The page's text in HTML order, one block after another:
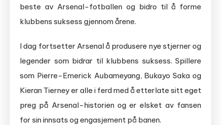
beste av Arsenal-fotballen og bidro til å forme
klubbens suksess gjennom årene.
I dag fortsetter Arsenal å produsere nye stjerner og
legender som bidrar til klubbens suksess. Spillere
som Pierre-Emerick Aubameyang, Bukayo Saka og
Kieran Tierney er alle i ferd med å etterlate sitt eget
preg på Arsenal-historien og er elsket av fansen
for sin innsats og engasjement på banen.